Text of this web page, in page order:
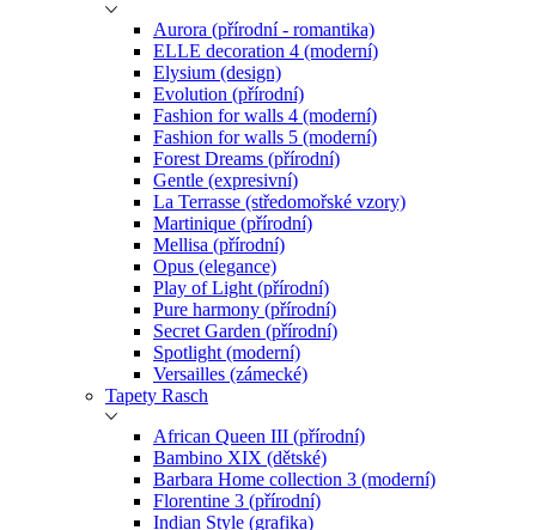
Aurora (přírodní - romantika)
ELLE decoration 4 (moderní)
Elysium (design)
Evolution (přírodní)
Fashion for walls 4 (moderní)
Fashion for walls 5 (moderní)
Forest Dreams (přírodní)
Gentle (expresivní)
La Terrasse (středomořské vzory)
Martinique (přírodní)
Mellisa (přírodní)
Opus (elegance)
Play of Light (přírodní)
Pure harmony (přírodní)
Secret Garden (přírodní)
Spotlight (moderní)
Versailles (zámecké)
Tapety Rasch
African Queen III (přírodní)
Bambino XIX (dětské)
Barbara Home collection 3 (moderní)
Florentine 3 (přírodní)
Indian Style (grafika)